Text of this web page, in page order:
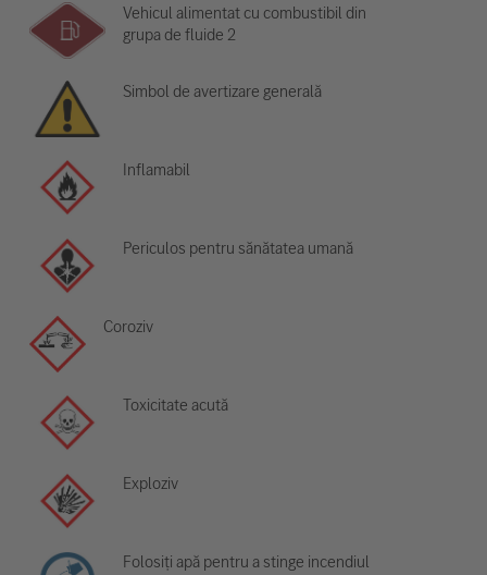
Vehicul alimentat cu combustibil din
grupa de fluide 2
Simbol de avertizare generală
Inflamabil
Periculos pentru sănătatea umană
Coroziv
Toxicitate acută
Exploziv
Folosiți apă pentru a stinge incendiul